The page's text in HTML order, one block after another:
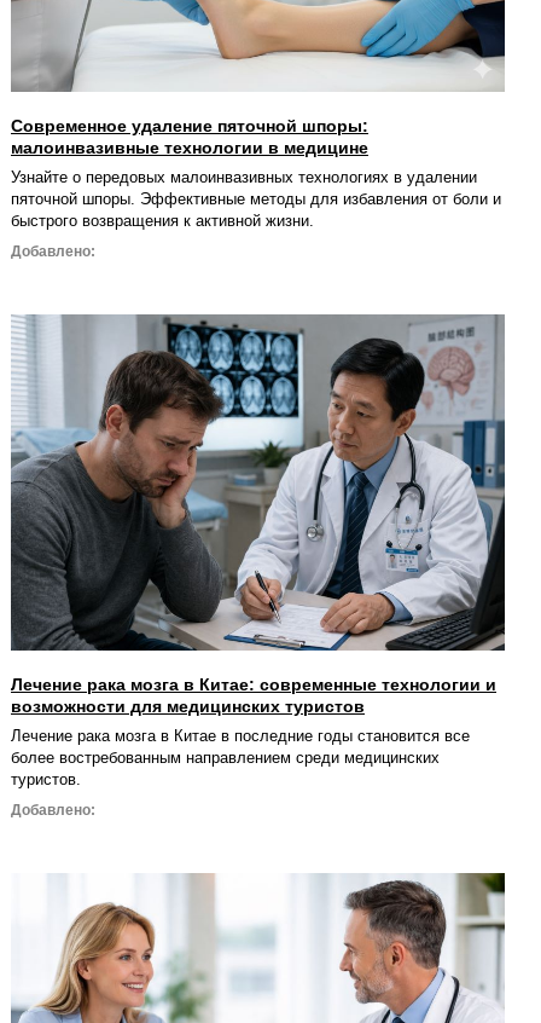
Современное удаление пяточной шпоры:
малоинвазивные технологии в медицине
Узнайте о передовых малоинвазивных технологиях в удалении
пяточной шпоры. Эффективные методы для избавления от боли и
быстрого возвращения к активной жизни.
Добавлено:
Лечение рака мозга в Китае: современные технологии и
возможности для медицинских туристов
Лечение рака мозга в Китае в последние годы становится все
более востребованным направлением среди медицинских
туристов.
Добавлено: